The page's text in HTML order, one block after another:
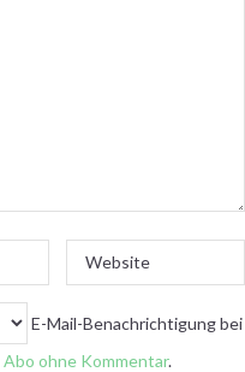
Website
E-Mail-Benachrichtigung bei
Abo ohne Kommentar.